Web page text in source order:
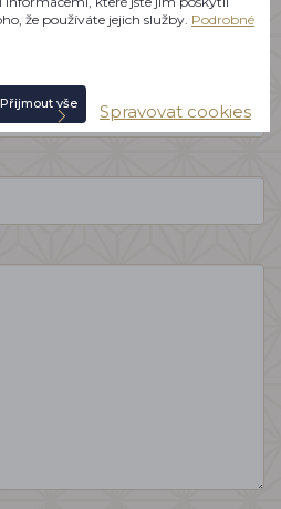
že používáte jejich služby. Podrobné
Přijmout vše Spravovat cookies